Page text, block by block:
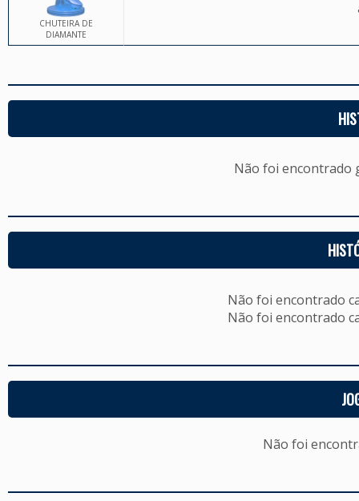
CHUTEIRA DE
DIAMANTE
Não foi encontrado
Não foi encontrado
Não foi encontrado
Não foi